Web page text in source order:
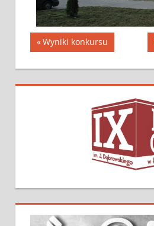
Wyniki konkursu